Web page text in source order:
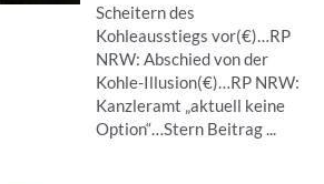
Scheitern des
Kohleausstiegs vor(€)…RP
NRW: Abschied von der
Kohle-Illusion(€)…RP NRW:
Kanzleramt „aktuell keine
Option“…Stern Beitrag ...